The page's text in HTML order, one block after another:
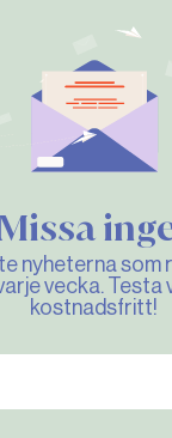
Missa
nyheterna som
vecka. Testa
kostnadsfritt!